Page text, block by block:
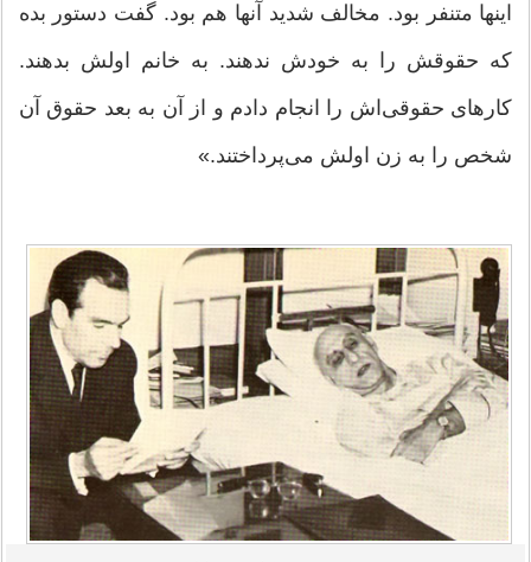
اینها متنفر بود. مخالف شدید آنها هم بود. گفت دستور بده
که حقوقش را به خودش ندهند. به خانم اولش بدهند.
کارهای حقوقی‌اش را انجام دادم و از آن به بعد حقوق آن
شخص را به زن اولش می‌پرداختند.»